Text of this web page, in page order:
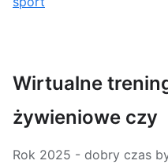
Wirtualne
żywieniowe czy
Rok 2025 - dobry czas